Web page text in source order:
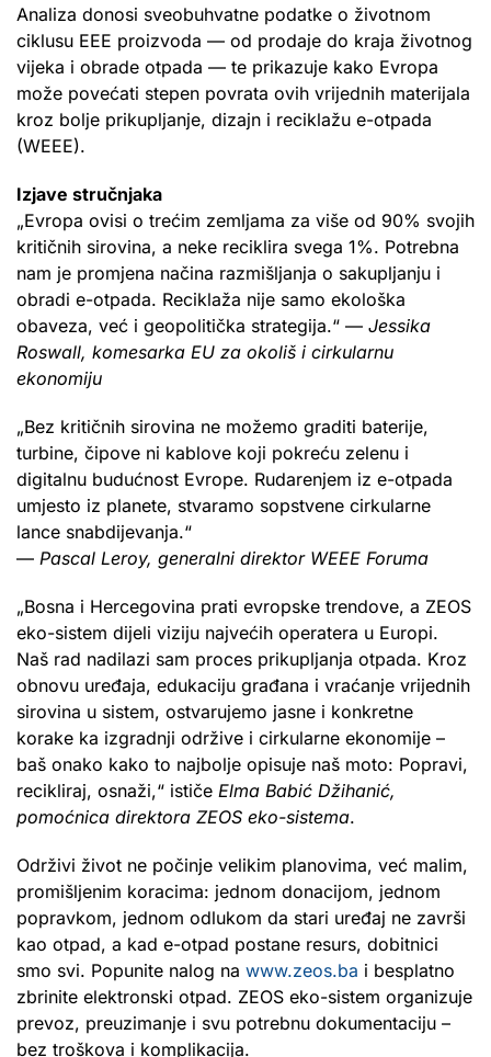
Analiza donosi sveobuhvatne podatke o životnom
ciklusu EEE proizvoda — od prodaje do kraja životnog
vijeka i obrade otpada — te prikazuje kako Evropa
može povećati stepen povrata ovih vrijednih materijala
kroz bolje prikupljanje, dizajn i reciklažu e-otpada
(WEEE).
Izjave stručnjaka
„Evropa ovisi o trećim zemljama za više od 90% svojih
kritičnih sirovina, a neke reciklira svega 1%. Potrebna
nam je promjena načina razmišljanja o sakupljanju i
obradi e-otpada. Reciklaža nije samo ekološka
obaveza, već i geopolitička strategija.“ — Jessika
Roswall, komesarka EU za okoliš i cirkularnu
ekonomiju
„Bez kritičnih sirovina ne možemo graditi baterije,
turbine, čipove ni kablove koji pokreću zelenu i
digitalnu budućnost Evrope. Rudarenjem iz e-otpada
umjesto iz planete, stvaramo sopstvene cirkularne
lance snabdijevanja.“
— Pascal Leroy, generalni direktor WEEE Foruma
„Bosna i Hercegovina prati evropske trendove, a ZEOS
eko-sistem dijeli viziju najvećih operatera u Europi.
Naš rad nadilazi sam proces prikupljanja otpada. Kroz
obnovu uređaja, edukaciju građana i vraćanje vrijednih
sirovina u sistem, ostvarujemo jasne i konkretne
korake ka izgradnji održive i cirkularne ekonomije –
baš onako kako to najbolje opisuje naš moto: Popravi,
recikliraj, osnaži,“ ističe Elma Babić Džihanić,
pomoćnica direktora ZEOS eko-sistema.
Održivi život ne počinje velikim planovima, već malim,
promišljenim koracima: jednom donacijom, jednom
popravkom, jednom odlukom da stari uređaj ne završi
kao otpad, a kad e-otpad postane resurs, dobitnici
smo svi. Popunite nalog na www.zeos.ba i besplatno
zbrinite elektronski otpad. ZEOS eko-sistem organizuje
prevoz, preuzimanje i svu potrebnu dokumentaciju –
bez troškova i komplikacija.